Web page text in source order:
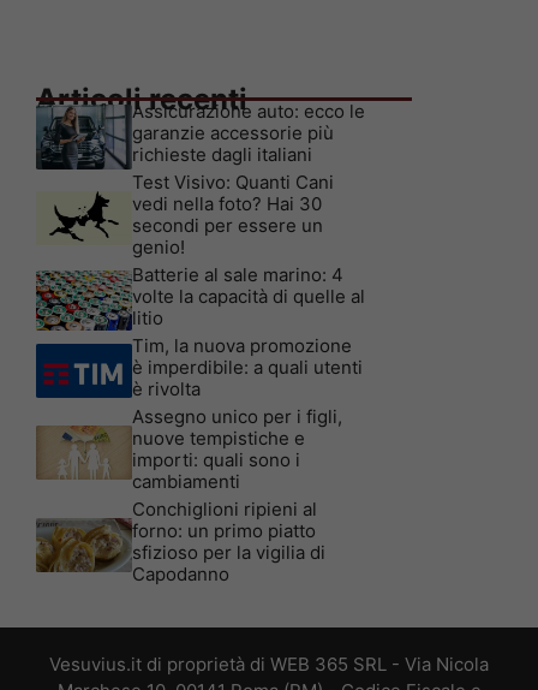
Articoli recenti
Assicurazione auto: ecco le
garanzie accessorie più
richieste dagli italiani
Test Visivo: Quanti Cani
vedi nella foto? Hai 30
secondi per essere un
genio!
Batterie al sale marino: 4
volte la capacità di quelle al
litio
Tim, la nuova promozione
è imperdibile: a quali utenti
è rivolta
Assegno unico per i figli,
nuove tempistiche e
importi: quali sono i
cambiamenti
Conchiglioni ripieni al
forno: un primo piatto
sfizioso per la vigilia di
Capodanno
Vesuvius.it di proprietà di WEB 365 SRL - Via Nicola